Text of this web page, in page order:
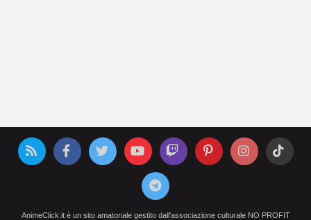
AnimeClick.it è un sito amatoriale gestito dall'associazione culturale NO PROFIT